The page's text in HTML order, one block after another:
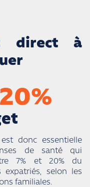
direct à
20%
donc essentielle
de santé qui
7% et 20% du
selon les
familiales.